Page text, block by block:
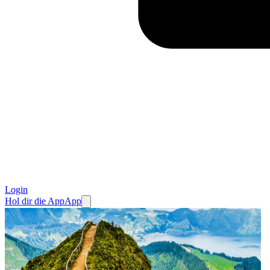
Login
Hol dir die AppApp